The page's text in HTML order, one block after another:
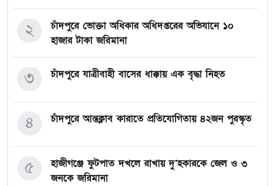
চাঁদপুরে ভোক্তা অধিকার অধিদপ্তরের অভিযানে ১০
হাজার টাকা জরিমানা
২
চাঁদপুরে যাত্রীবাহী বাসের ধাক্কায় এক বৃদ্ধা নিহত
৩
চাঁদপুরে আন্তক্লাব কারাতে প্রতিযোগিতায় ৪২জন পুরস্কৃত
৪
হাজীগঞ্জে ফুটপাত দখলে রাখায় দু’হকারকে জেল ও ৩
জনকে জরিমানা
৫